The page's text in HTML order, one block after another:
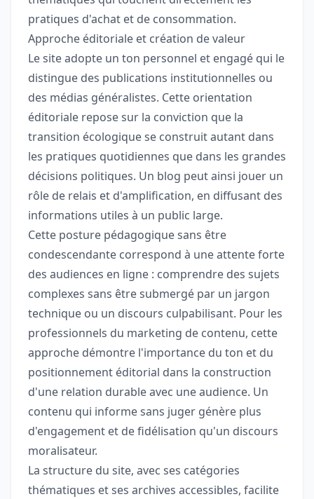
pratiques d'achat et de consommation.
Approche éditoriale et création de valeur
Le site adopte un ton personnel et engagé qui le
distingue des publications institutionnelles ou
des médias généralistes. Cette orientation
éditoriale repose sur la conviction que la
transition écologique se construit autant dans
les pratiques quotidiennes que dans les grandes
décisions politiques. Un blog peut ainsi jouer un
rôle de relais et d'amplification, en diffusant des
informations utiles à un public large.
Cette posture pédagogique sans être
condescendante correspond à une attente forte
des audiences en ligne : comprendre des sujets
complexes sans être submergé par un jargon
technique ou un discours culpabilisant. Pour les
professionnels du marketing de contenu, cette
approche démontre l'importance du ton et du
positionnement éditorial dans la construction
d'une relation durable avec une audience. Un
contenu qui informe sans juger génère plus
d'engagement et de fidélisation qu'un discours
moralisateur.
La structure du site, avec ses catégories
thématiques et ses archives accessibles, facilite